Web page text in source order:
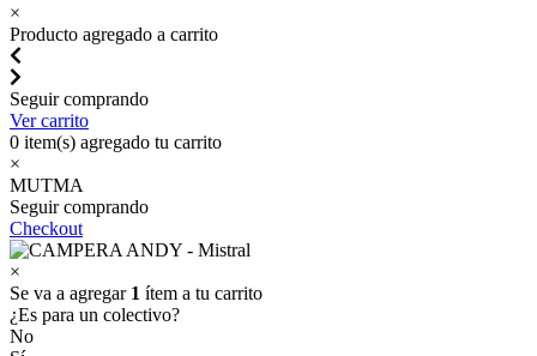
×
Producto agregado a carrito
Seguir comprando
Ver carrito
0 item(s) agregado tu carrito
×
MUTMA
Seguir comprando
Checkout
×
Se va a agregar 1 ítem a tu carrito
¿Es para un colectivo?
No